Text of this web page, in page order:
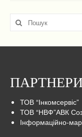
Пошук
для:
ТОВ “Інкомсервіс”
ТОВ “НВФ”АВК
Інформаційно-